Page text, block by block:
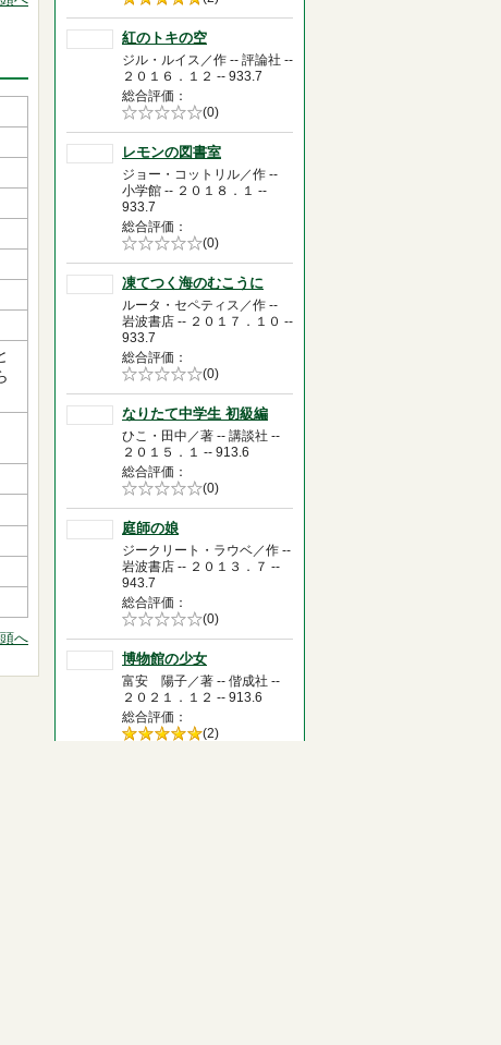
へ
5.0
紅のトキの空
ジル・ルイス／作 -- 評論社 --
２０１６．１２ -- 933.7
総合評価
5段階評価の
0.0
(0)
レモンの図書室
ジョー・コットリル／作 --
小学館 -- ２０１８．１ --
933.7
総合評価
5段階評価の
0.0
(0)
凍てつく海のむこうに
ルータ・セペティス／作 --
岩波書店 -- ２０１７．１０ --
933.7
総合評価
5段階評価の
0.0
(0)
なりたて中学生 初級編
ひこ・田中／著 -- 講談社 --
２０１５．１ -- 913.6
総合評価
5段階評価の
0.0
(0)
庭師の娘
ジークリート・ラウベ／作 --
岩波書店 -- ２０１３．７ --
943.7
総合評価
5段階評価の
0.0
(0)
博物館の少女
富安 陽子／著 -- 偕成社 --
２０２１．１２ -- 913.6
総合評価
5段階評価の (2)